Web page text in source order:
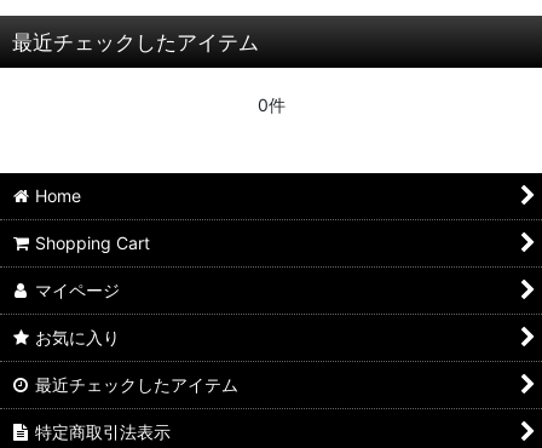
最近チェックしたアイテム
0件
Home
Shopping Cart
マイページ
お気に入り
最近チェックしたアイテム
特定商取引法表示